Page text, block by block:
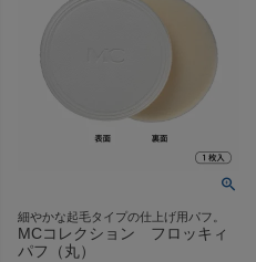
細やかな起毛タイプの仕上げ用パフ。
MCコレクション フロッキィ
パフ（丸）